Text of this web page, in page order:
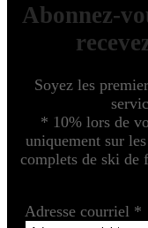
Abonnez-
Soyez les
* 10% lors de
uniquement sur
complets de ski de
Adresse courriel *